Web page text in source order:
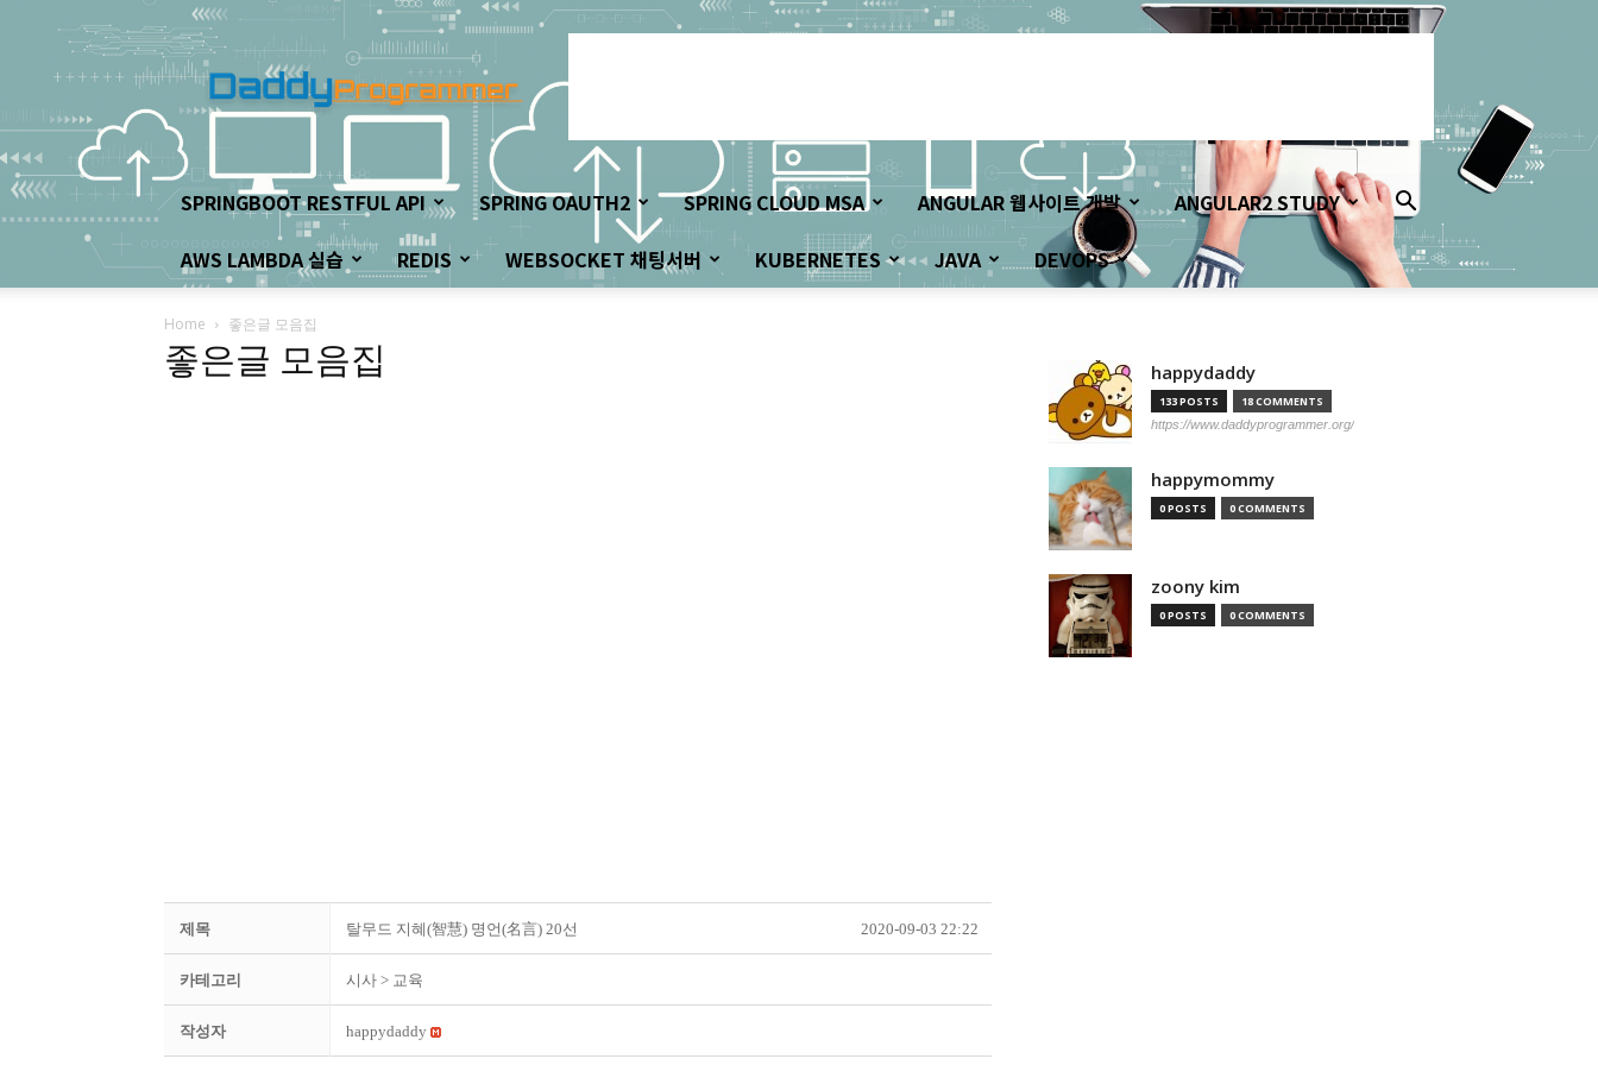
아
프
로
머
의
좌
충
우
개
발
SPRINGBOOT RESTFUL API SPRING OAUTH2 SPRING CLOUD MSA ANGULAR 웹사이트 개발
ANGULAR2 STUDY
AWS LAMBDA 실습
REDIS WEBSOCKET 채팅서버 KUBERNETES JAVA DEVOPS
Home 좋은글 모음집
좋은글 모음집
제목 탈무드 지혜(智慧) 명언(名言) 20선 2020-09-03 22:22
카테고리 시사 > 교육
작성자 happydaddy
happydaddy
133 POSTS 18 COMMENTS
https://www.daddyprogrammer.org/
happymommy
0 POSTS 0 COMMENTS
zoony kim
0 POSTS 0 COMMENTS